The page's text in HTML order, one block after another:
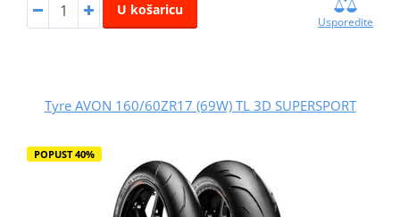
U košaricu
Usporedite
Tyre AVON 160/60ZR17 (69W) TL 3D SUPERSPORT
POPUST 40%